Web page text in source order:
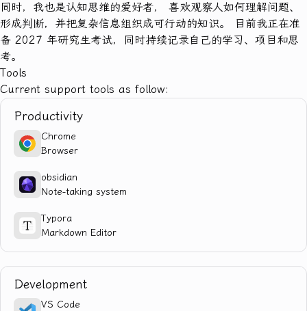
同时，我也是认知思维的爱好者， 喜欢观察人如何理解问题、
形成判断，并把复杂信息组织成可行动的知识。 目前我正在准
备 2027 年研究生考试，同时持续记录自己的学习、项目和思
考。
Tools
Current support tools as follow:
Productivity
Chrome
Browser
obsidian
Note-taking system
Typora
Markdown Editor
Development
VS Code